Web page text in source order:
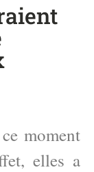
moment
elles a